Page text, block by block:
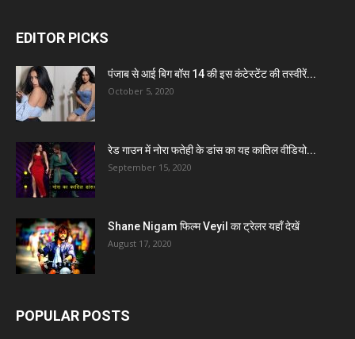
EDITOR PICKS
पंजाब से आई बिग बॉस 14 की इस कंटेस्टेंट की तस्वीरें...
October 5, 2020
रेड गाउन में नोरा फतेही के डांस का यह कातिल वीडियो...
September 15, 2020
Shane Nigam फिल्म Veyil का ट्रेलर यहाँ देखें
August 17, 2020
POPULAR POSTS